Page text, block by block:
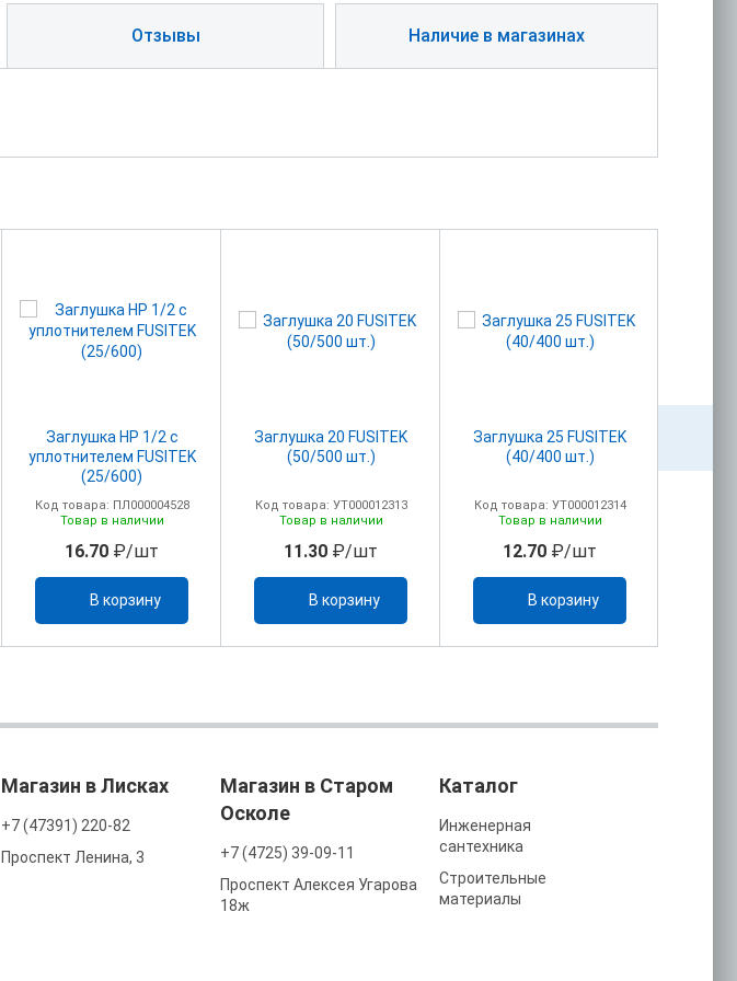
Отзывы Наличие в магазинах
Заглушка НР 1/2 с
уплотнителем FUSITEK
(25/600)
Код товара: ПЛ000004528
Товар в наличии
16.70 ₽/шт
В корзину
Заглушка 20 FUSITEK
(50/500 шт.)
Код товара: УТ000012313
Товар в наличии
11.30 ₽/шт
В корзину
Заглушка 25 FUSITEK
(40/400 шт.)
Код товара: УТ000012314
Товар в наличии
12.70 ₽/шт
В корзину
Магазин в Лисках
+7 (47391) 220-82
Проспект Ленина, 3
Магазин в Старом
Осколе
+7 (4725) 39-09-11
Проспект Алексея Угарова
18ж
Каталог
Инженерная
сантехника
Строительные
материалы